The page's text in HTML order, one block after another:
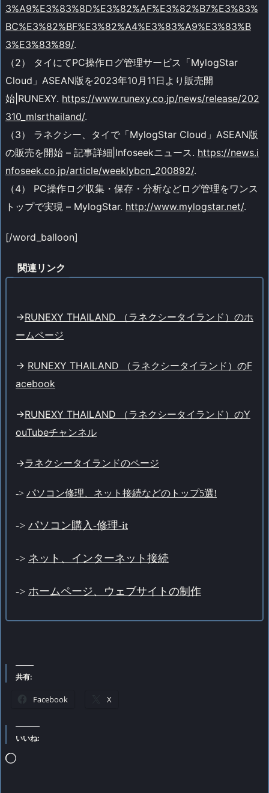
3%A9%E3%83%8D%E3%82%AF%E3%82%B7%E3%83%
BC%E3%82%BF%E3%82%A4%E3%83%A9%E3%83%B
3%E3%83%89/.
（2） タイにてPC操作ログ管理サービス「MylogStar
Cloud」ASEAN版を2023年10月11日より販売開
始|RUNEXY. https://www.runexy.co.jp/news/release/202
310_mlsrthailand/.
（3） ラネクシー、タイで「MylogStar Cloud」ASEAN版
の販売を開始 – 記事詳細|Infoseekニュース. https://news.i
nfoseek.co.jp/article/weeklybcn_200892/.
（4） PC操作ログ収集・保存・分析などログ管理をワンス
トップで実現 – MylogStar. http://www.mylogstar.net/.
[/word_balloon]
関連リンク
->RUNEXY THAILAND （ラネクシータイランド）のホ
ームページ
-> RUNEXY THAILAND （ラネクシータイランド）のF
acebook
->RUNEXY THAILAND （ラネクシータイランド）のY
ouTubeチャンネル
->ラネクシータイランドのページ
-> パソコン修理、ネット接続などのトップ5選!
-> パソコン購入-修理-it
-> ネット、インターネット接続
-> ホームページ、ウェブサイトの制作
共有:
Facebook X
いいね: